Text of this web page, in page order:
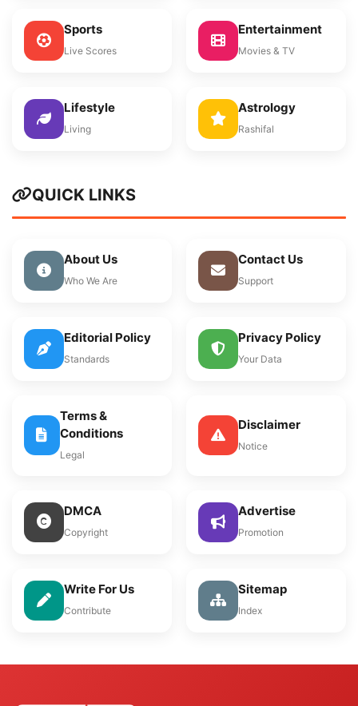
Sports
Live Scores
Entertainment
Movies & TV
Lifestyle
Living
Astrology
Rashifal
QUICK LINKS
About Us
Who We Are
Contact Us
Support
Editorial Policy
Standards
Privacy Policy
Your Data
Terms &
Conditions
Legal
Disclaimer
Notice
DMCA
Copyright
Advertise
Promotion
Write For Us
Contribute
Sitemap
Index